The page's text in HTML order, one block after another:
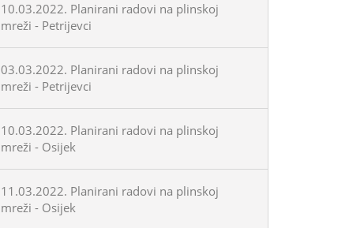
10.03.2022. Planirani radovi na plinskoj
mreži - Petrijevci
03.03.2022. Planirani radovi na plinskoj
mreži - Petrijevci
10.03.2022. Planirani radovi na plinskoj
mreži - Osijek
11.03.2022. Planirani radovi na plinskoj
mreži - Osijek